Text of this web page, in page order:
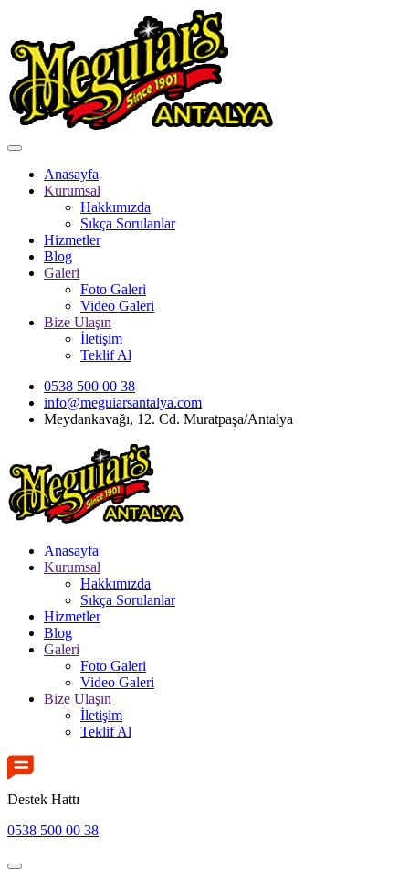
Anasayfa
Kurumsal
Hakkımızda
Sıkça Sorulanlar
Hizmetler
Blog
Galeri
Foto Galeri
Video Galeri
Bize Ulaşın
İletişim
Teklif Al
0538 500 00 38
info@meguiarsantalya.com
Meydankavağı, 12. Cd. Muratpaşa/Antalya
Anasayfa
Kurumsal
Hakkımızda
Sıkça Sorulanlar
Hizmetler
Blog
Galeri
Foto Galeri
Video Galeri
Bize Ulaşın
İletişim
Teklif Al
Destek Hattı
0538 500 00 38